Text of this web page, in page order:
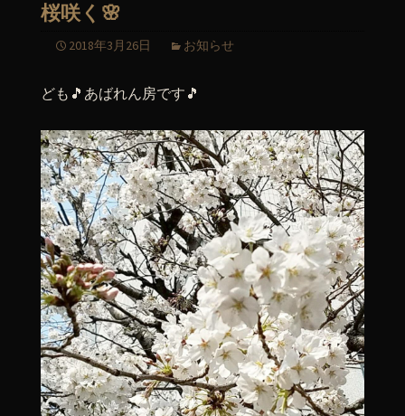
桜咲く🌸
2018年3月26日 お知らせ
ども🎵あばれん房です🎵